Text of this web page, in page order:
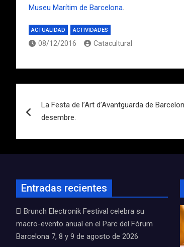
Museu Marítim de Barcelona.
ACTUALIDAD ACTIVIDADES
08/12/2016 Catacultural
de
entradas
La Festa de l’Art d’Avantguarda de
desembre.
Entradas recientes
El Brunch Electronik Festival celebra su
macro-evento anual en el Parc del Fòrum
Barcelona 7, 8 y 9 de agosto de 2026